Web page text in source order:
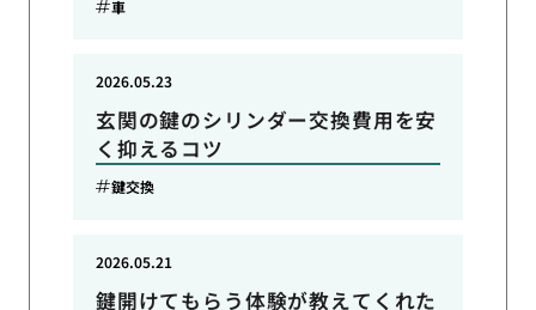
車
玄関の鍵のシリンダー交換費用を安
く抑えるコツ
2026.05.23
鍵交換
鍵開けてもらう体験が教えてくれた
2026.05.21